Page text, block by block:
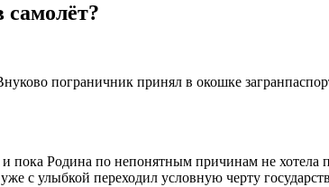
пограничник принял в окошке
Родина по непонятным причинам не хотела
с улыбкой переходил условную черту